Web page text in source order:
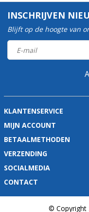
INSCHRIJVEN
Blijft op de hoogte van
KLANTENSERVICE
MIJN ACCOUNT
BETAALMETHODEN
VERZENDING
SOCIALMEDIA
CONTACT
© Copyright